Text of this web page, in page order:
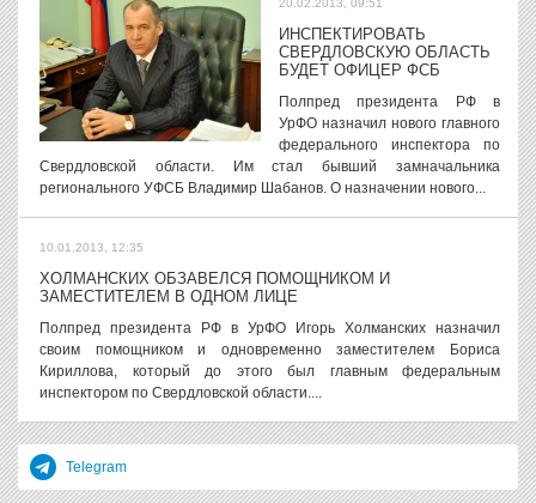
20.02.2013, 09:51
ИНСПЕКТИРОВАТЬ
СВЕРДЛОВСКУЮ ОБЛАСТЬ
БУДЕТ ОФИЦЕР ФСБ
Полпред президента РФ в
УрФО назначил нового главного
федерального инспектора по
Свердловской области. Им стал бывший замначальника
регионального УФСБ Владимир Шабанов. О назначении нового...
10.01.2013, 12:35
ХОЛМАНСКИХ ОБЗАВЕЛСЯ ПОМОЩНИКОМ И
ЗАМЕСТИТЕЛЕМ В ОДНОМ ЛИЦЕ
Полпред президента РФ в УрФО Игорь Холманских назначил
своим помощником и одновременно заместителем Бориса
Кириллова, который до этого был главным федеральным
инспектором по Свердловской области....
Telegram